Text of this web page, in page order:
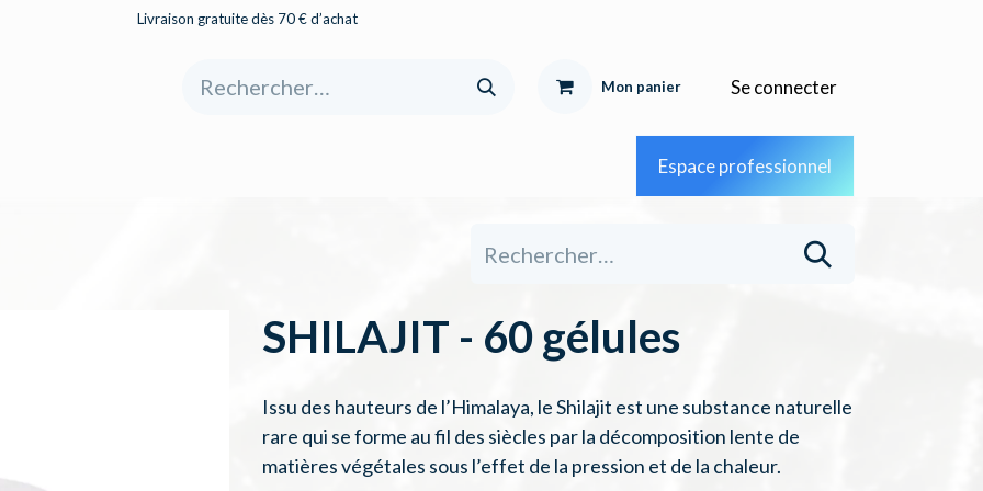
Livraison gratuite dès 70 € d’achat
Mon panier Se connecter
Espace professionnel
SHILAJIT - 60 gélules
Issu des hauteurs de l’Himalaya, le Shilajit est une substance naturelle
rare qui se forme au fil des siècles par la décomposition lente de
matières végétales sous l’effet de la pression et de la chaleur.